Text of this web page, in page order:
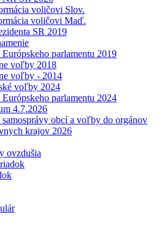
voličovi Slov.
voličovi Maď.
SR 2019
parlamentu 2019
voľby 2018
voľby - 2014
voľby 2024
parlamentu 2024
4.7.2026
obcí a voľby do orgánov
krajov 2026
ovzdušia